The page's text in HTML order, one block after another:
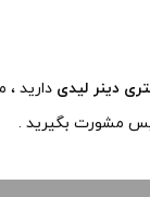
دارید
مشورت بگیرید .